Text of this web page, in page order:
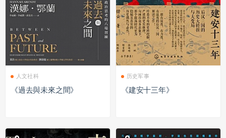
人文社科
《過去與未來之間》
历史军事
《建安十三年》